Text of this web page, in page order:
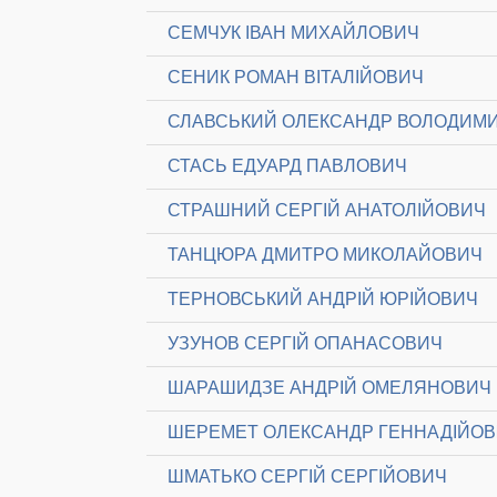
СЕМЧУК ІВАН МИХАЙЛОВИЧ
СЕНИК РОМАН ВІТАЛІЙОВИЧ
СЛАВСЬКИЙ ОЛЕКСАНДР
СТАСЬ ЕДУАРД ПАВЛОВИЧ
СТРАШНИЙ СЕРГІЙ АНАТОЛІЙОВИЧ
ТАНЦЮРА ДМИТРО МИКОЛАЙОВИЧ
ТЕРНОВСЬКИЙ АНДРІЙ ЮРІЙОВИЧ
УЗУНОВ СЕРГІЙ ОПАНАСОВИЧ
ШАРАШИДЗЕ АНДРІЙ ОМЕЛЯНОВИЧ
ШЕРЕМЕТ ОЛЕКСАНДР
ШМАТЬКО СЕРГІЙ СЕРГІЙОВИЧ